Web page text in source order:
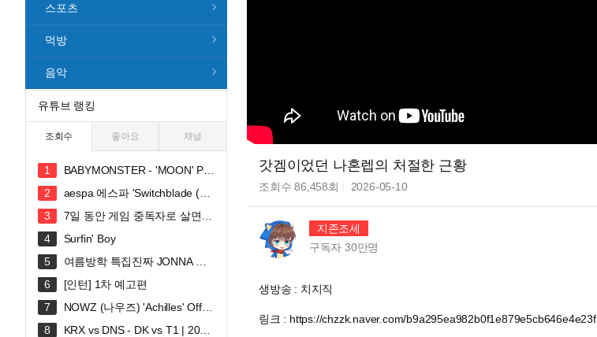
스포츠
먹방
음악
유튜브 랭킹
조회수 좋아요 채널
BABYMONSTER - 'MOON' PE
RFORMANCE VIDEO
aespa 에스파 'Switchblade (Fe
at. Ty Dolla $ign)' MV
7일 동안 게임 중독자로 살면
생기는 일
Surfin' Boy
여름방학 특집진짜 JONNA 웃
깁니다ㅠㅠㅠ 혜안져스 덕몽어스 완
전체 합방!
[인턴] 1차 예고편
NOWZ (나우즈) 'Achilles' Offici
al Music Video
KRX vs DNS - DK vs T1 | 2026
갓겜이었던 나혼렙의 처절한 근황
조회수86,458회 2026-05-10
지존조세
구독자30만명
생방송 : 치지직
링크 : https://chzzk.naver.com/b9a295ea982b0f1e879e5cb646e4e23f